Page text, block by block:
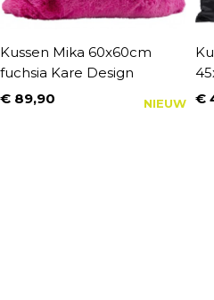
Kussen Mika 60x60cm
fuchsia Kare Design
Prijs
€ 89,90 NIEUW €